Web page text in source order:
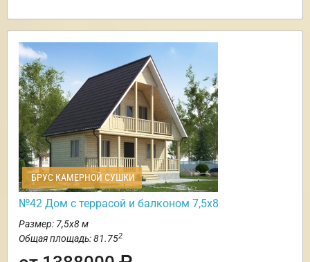
БРУС КАМЕРНОЙ СУШКИ
№42 Дом с террасой и балконом 7,5х8
Размер: 7,5х8 м
Общая площадь: 81.752